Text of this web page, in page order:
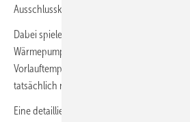
Ausschlusskriterium für den Einsatz von
Dabei spielen zwei Fragestellungen eine
Wärmepumpen eigentlich die in
Vorlauftemperaturen liefern? Und zum
tatsächlich notwendigen
Eine detaillierte Antwort auf die erste Frage